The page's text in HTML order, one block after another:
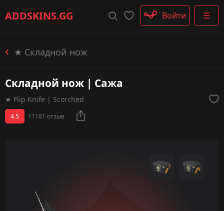
ADDSKINS.GG ☰
Пистолеты-пулемёты
Перчатки
Войти
★ Складной нож
Складной нож | Сажа
★ Flip Knife | Scorched
4.5 11181 отзыв